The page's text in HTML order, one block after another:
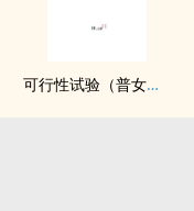
可行性试验（普女万人迷，NPH）